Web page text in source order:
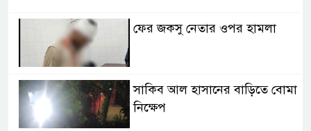
ফের জকসু নেতার ওপর হামলা
সাকিব আল হাসানের বাড়িতে বোমা
নিক্ষেপ